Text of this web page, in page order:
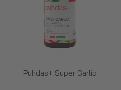
Puhdas+ Super Garlic